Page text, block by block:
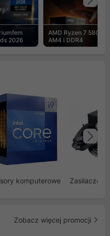
2026
AMD Ryzen 7
AM4 i DDR4
komputerowe Zasilacze
Zobacz więcej promocji